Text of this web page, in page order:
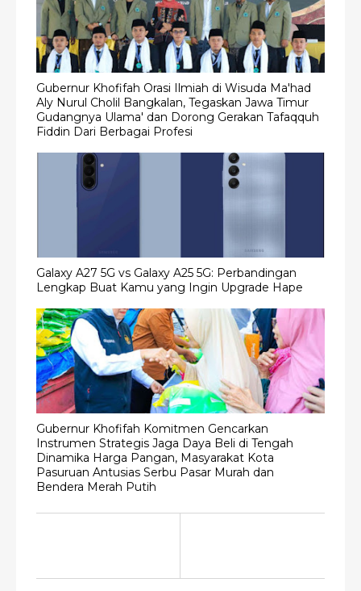
Gubernur Khofifah Orasi Ilmiah di Wisuda Ma'had
Aly Nurul Cholil Bangkalan, Tegaskan Jawa Timur
Gudangnya Ulama' dan Dorong Gerakan Tafaqquh
Fiddin Dari Berbagai Profesi
Galaxy A27 5G vs Galaxy A25 5G: Perbandingan
Lengkap Buat Kamu yang Ingin Upgrade Hape
Gubernur Khofifah Komitmen Gencarkan
Instrumen Strategis Jaga Daya Beli di Tengah
Dinamika Harga Pangan, Masyarakat Kota
Pasuruan Antusias Serbu Pasar Murah dan
Bendera Merah Putih